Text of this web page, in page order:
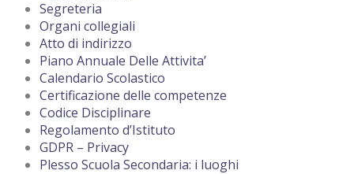
Segreteria
Organi collegiali
Atto di indirizzo
Piano Annuale Delle Attivita’
Calendario Scolastico
Certificazione delle competenze
Codice Disciplinare
Regolamento d’Istituto
GDPR – Privacy
Plesso Scuola Secondaria: i luoghi